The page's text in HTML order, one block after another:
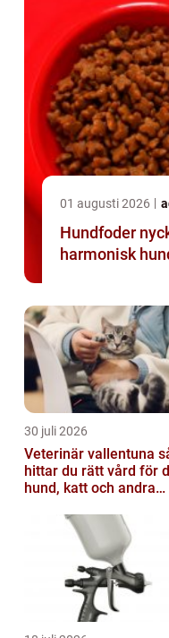
01 augusti 2026
Hundfoder nyckeln till en frisk och
harmonisk
30 juli 2026
Veterinär vallentuna så
hittar du rätt vård för
hund, katt och andra